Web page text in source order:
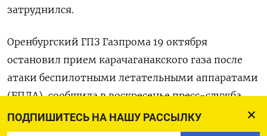
ПОДПИШИТЕСЬ НА НАШУ РАССЫЛКУ
затруднился.
Оренбургский ГПЗ Газпрома 19 октября
остановил прием карачаганакского газа после
атаки беспилотными летательными аппаратами
(БПЛА), сообщила в воскресенье пресс-служба
Минэнерго Казахстана.